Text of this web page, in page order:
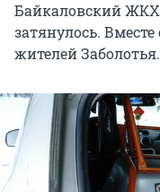
Байкаловский
затянулось.
жителей Заболотья.